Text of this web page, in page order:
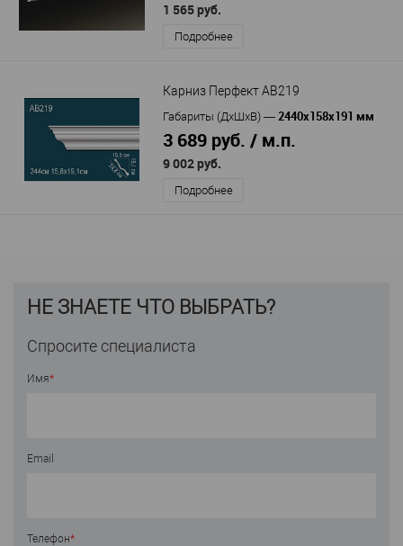
1 565 руб.
Подробнее
Карниз Перфект AB219
Габариты (ДхШхВ) — 2440х158х191 мм
3 689 руб. / м.п.
9 002 руб.
Подробнее
НЕ ЗНАЕТЕ ЧТО ВЫБРАТЬ?
Спросите специалиста
Имя*
Email
Телефон*